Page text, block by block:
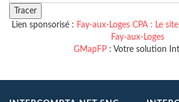
Lien sponsorisé : Fay-aux-Loges CPA : Le
Fay-aux-Loges
GMapFP : Votre solution